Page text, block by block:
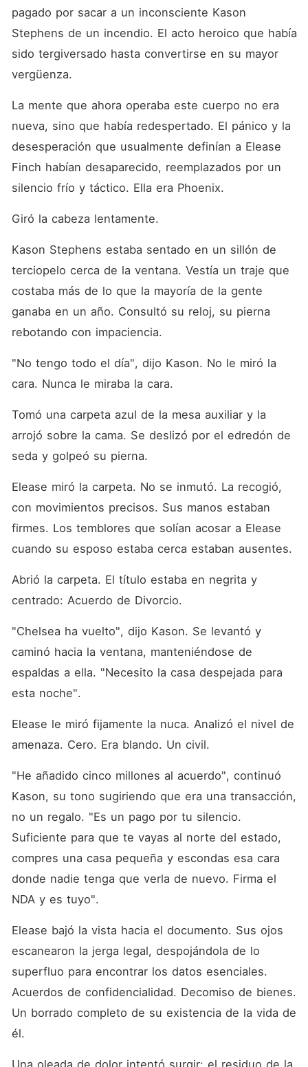
pagado por sacar a un inconsciente Kason
Stephens de un incendio. El acto heroico que había
sido tergiversado hasta convertirse en su mayor
vergüenza.
La mente que ahora operaba este cuerpo no era
nueva, sino que había redespertado. El pánico y la
desesperación que usualmente definían a Elease
Finch habían desaparecido, reemplazados por un
silencio frío y táctico. Ella era Phoenix.
Giró la cabeza lentamente.
Kason Stephens estaba sentado en un sillón de
terciopelo cerca de la ventana. Vestía un traje que
costaba más de lo que la mayoría de la gente
ganaba en un año. Consultó su reloj, su pierna
rebotando con impaciencia.
"No tengo todo el día", dijo Kason. No le miró la
cara. Nunca le miraba la cara.
Tomó una carpeta azul de la mesa auxiliar y la
arrojó sobre la cama. Se deslizó por el edredón de
seda y golpeó su pierna.
Elease miró la carpeta. No se inmutó. La recogió,
con movimientos precisos. Sus manos estaban
firmes. Los temblores que solían acosar a Elease
cuando su esposo estaba cerca estaban ausentes.
Abrió la carpeta. El título estaba en negrita y
centrado: Acuerdo de Divorcio.
"Chelsea ha vuelto", dijo Kason. Se levantó y
caminó hacia la ventana, manteniéndose de
espaldas a ella. "Necesito la casa despejada para
esta noche".
Elease le miró fijamente la nuca. Analizó el nivel de
amenaza. Cero. Era blando. Un civil.
"He añadido cinco millones al acuerdo", continuó
Kason, su tono sugiriendo que era una transacción,
no un regalo. "Es un pago por tu silencio.
Suficiente para que te vayas al norte del estado,
compres una casa pequeña y escondas esa cara
donde nadie tenga que verla de nuevo. Firma el
NDA y es tuyo".
Elease bajó la vista hacia el documento. Sus ojos
escanearon la jerga legal, despojándola de lo
superfluo para encontrar los datos esenciales.
Acuerdos de confidencialidad. Decomiso de bienes.
Un borrado completo de su existencia de la vida de
él.
Una oleada de dolor intentó surgir: el residuo de la